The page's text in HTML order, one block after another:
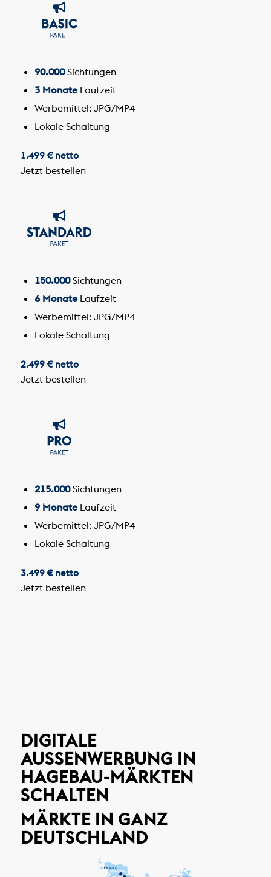
90.000Sichtungen
3 MonateLaufzeit
Werbemittel: JPG/MP4
Lokale Schaltung
1.499 € netto
Jetzt bestellen
150.000Sichtungen
6 MonateLaufzeit
Werbemittel: JPG/MP4
Lokale Schaltung
2.499 € netto
Jetzt bestellen
215.000Sichtungen
9 MonateLaufzeit
Werbemittel: JPG/MP4
Lokale Schaltung
3.499 € netto
Jetzt bestellen
DIGITALE
AUSSENWERBUNG IN H
AGEBAU-MÄRKTEN S
CHALTEN
MÄRKTE IN GANZ
DEUTSCHLAND